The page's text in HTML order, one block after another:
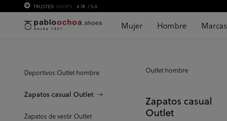
TRUSTED SHOPS 4.78 / 5.0
Mujer Hombre Marcas
Deportivos Outlet hombre
Zapatos casual Outlet
Zapatos de vestir Outlet
Outlet hombre
Zapatos casual
Outlet